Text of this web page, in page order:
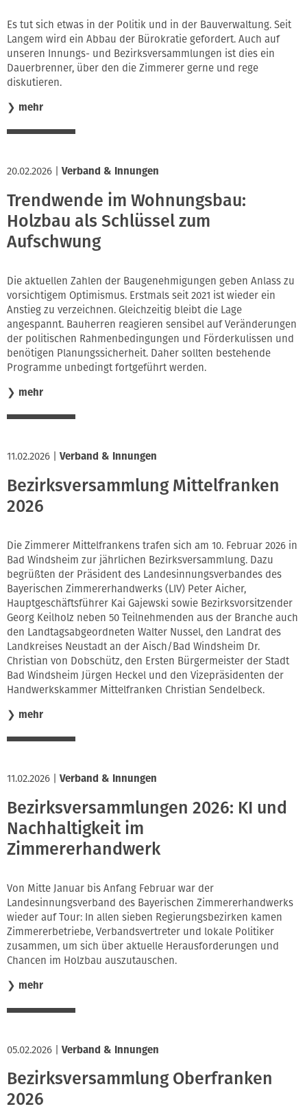
Es tut sich etwas in der Politik und in der Bauverwaltung. Seit
Langem wird ein Abbau der Bürokratie gefordert. Auch auf
unseren Innungs- und Bezirksversammlungen ist dies ein
Dauerbrenner, über den die Zimmerer gerne und rege
diskutieren.
❯ mehr
20.02.2026 Verband & Innungen
Trendwende im Wohnungsbau:
Holzbau als Schlüssel zum
Aufschwung
Die aktuellen Zahlen der Baugenehmigungen geben Anlass zu
vorsichtigem Optimismus. Erstmals seit 2021 ist wieder ein
Anstieg zu verzeichnen. Gleichzeitig bleibt die Lage
angespannt. Bauherren reagieren sensibel auf Veränderungen
der politischen Rahmenbedingungen und Förderkulissen und
benötigen Planungssicherheit. Daher sollten bestehende
Programme unbedingt fortgeführt werden.
❯ mehr
11.02.2026 Verband & Innungen
Bezirksversammlung Mittelfranken
2026
Die Zimmerer Mittelfrankens trafen sich am 10. Februar 2026 in
Bad Windsheim zur jährlichen Bezirksversammlung. Dazu
begrüßten der Präsident des Landesinnungsverbandes des
Bayerischen Zimmererhandwerks (LIV) Peter Aicher,
Hauptgeschäftsführer Kai Gajewski sowie Bezirksvorsitzender
Georg Keilholz neben 50 Teilnehmenden aus der Branche auch
den Landtagsabgeordneten Walter Nussel, den Landrat des
Landkreises Neustadt an der Aisch/Bad Windsheim Dr.
Christian von Dobschütz, den Ersten Bürgermeister der Stadt
Bad Windsheim Jürgen Heckel und den Vizepräsidenten der
Handwerkskammer Mittelfranken Christian Sendelbeck.
❯ mehr
11.02.2026 Verband & Innungen
Bezirksversammlungen 2026: KI und
Nachhaltigkeit im
Zimmererhandwerk
Von Mitte Januar bis Anfang Februar war der
Landesinnungsverband des Bayerischen Zimmererhandwerks
wieder auf Tour: In allen sieben Regierungsbezirken kamen
Zimmererbetriebe, Verbandsvertreter und lokale Politiker
zusammen, um sich über aktuelle Herausforderungen und
Chancen im Holzbau auszutauschen.
❯ mehr
05.02.2026 Verband & Innungen
Bezirksversammlung Oberfranken
2026